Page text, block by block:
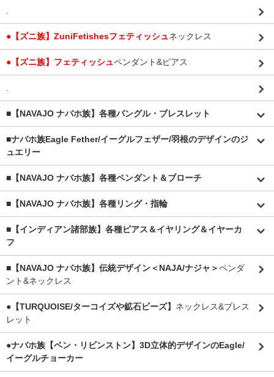
.
●【ズニ族】ZuniFetishesフェティッシュネックレス
●【ズニ族】フェティッシュペンダント&ピアス
.
■【NAVAJO ナバホ族】各種バングル・ブレスレット
■ナバホ族Eagle Fether/イーグルフェザー/羽根のデザインのジ
ュエリー
■【NAVAJO ナバホ族】各種ペンダント＆ブローチ
■【NAVAJO ナバホ族】各種リング・指輪
■【インディアン諸部族】各種ピアス＆イヤリング＆イヤーカ
フ
■【NAVAJO ナバホ族】伝統デザイン＜NAJA/ナジャ＞ペンダ
ント&ネックレス
●【TURQUOISE/ターコイズや鉱石ビーズ】 ネックレス&ブレス
レット
●ナバホ族【ベン・リビンストン】3D立体的デザインのEagle/
イーグルチョーカー